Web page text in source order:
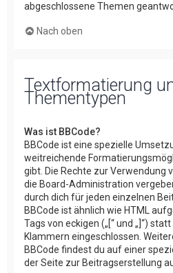
abgeschlossene Themen
Nach oben
Textformatierung
Thementypen
Was ist BBCode?
BBCode ist eine spezielle
weitreichende
gibt. Die Rechte zur Verwendung
die Board-Administration
durch dich für jeden einzelnen
BBCode ist ähnlich wie HTML
Tags von eckigen („[“ und „]“) statt
Klammern eingeschlossen.
BBCode findest du auf einer
der Seite zur Beitragserstellung